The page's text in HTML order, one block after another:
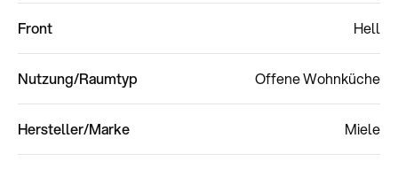
Front Hell
Nutzung/Raumtyp Offene Wohnküche
Hersteller/Marke Miele